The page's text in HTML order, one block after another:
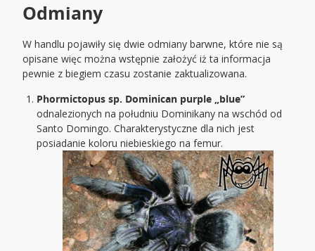
Odmiany
W handlu pojawiły się dwie odmiany barwne, które nie są
opisane więc można wstępnie założyć iż ta informacja
pewnie z biegiem czasu zostanie zaktualizowana.
Phormictopus sp. Dominican purple „blue”
odnalezionych na południu Dominikany na wschód od
Santo Domingo. Charakterystyczne dla nich jest
posiadanie koloru niebieskiego na femur.